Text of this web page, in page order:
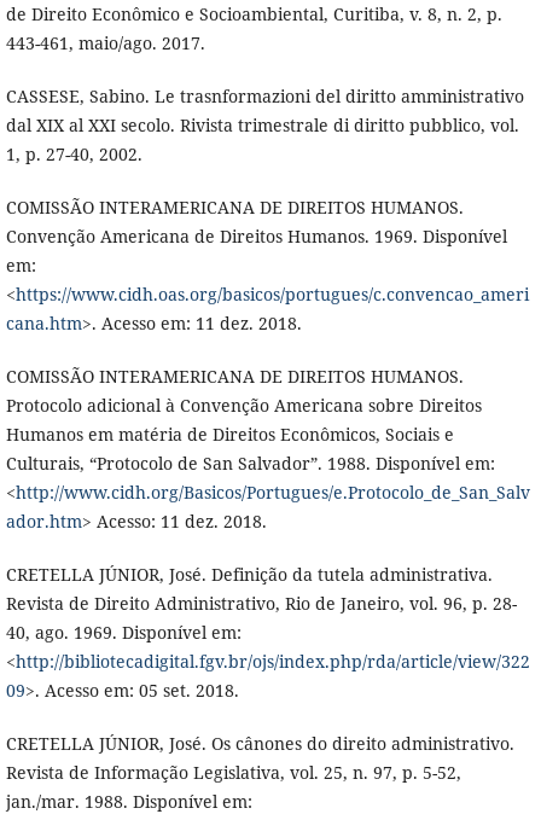
de Direito Econômico e Socioambiental, Curitiba, v. 8, n. 2, p.
443-461, maio/ago. 2017.
CASSESE, Sabino. Le trasnformazioni del diritto amministrativo
dal XIX al XXI secolo. Rivista trimestrale di diritto pubblico, vol.
1, p. 27-40, 2002.
COMISSÃO INTERAMERICANA DE DIREITOS HUMANOS.
Convenção Americana de Direitos Humanos. 1969. Disponível
em:
<https://www.cidh.oas.org/basicos/portugues/c.convencao_ameri
cana.htm>. Acesso em: 11 dez. 2018.
COMISSÃO INTERAMERICANA DE DIREITOS HUMANOS.
Protocolo adicional à Convenção Americana sobre Direitos
Humanos em matéria de Direitos Econômicos, Sociais e
Culturais, “Protocolo de San Salvador”. 1988. Disponível em:
<http://www.cidh.org/Basicos/Portugues/e.Protocolo_de_San_Salv
ador.htm> Acesso: 11 dez. 2018.
CRETELLA JÚNIOR, José. Definição da tutela administrativa.
Revista de Direito Administrativo, Rio de Janeiro, vol. 96, p. 28-
40, ago. 1969. Disponível em:
<http://bibliotecadigital.fgv.br/ojs/index.php/rda/article/view/322
09>. Acesso em: 05 set. 2018.
CRETELLA JÚNIOR, José. Os cânones do direito administrativo.
Revista de Informação Legislativa, vol. 25, n. 97, p. 5-52,
jan./mar. 1988. Disponível em: